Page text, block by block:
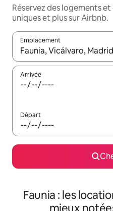
Réservez des logements
uniques et plus sur Airbnb.
Emplacement
Quand les résultats sont
Arrivée
Départ
Faunia : les